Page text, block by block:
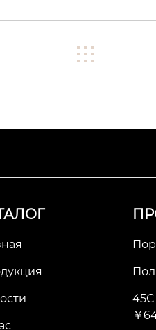
￥